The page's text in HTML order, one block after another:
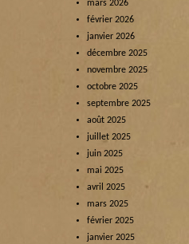
mars 2026
février 2026
janvier 2026
décembre 2025
novembre 2025
octobre 2025
septembre 2025
août 2025
juillet 2025
juin 2025
mai 2025
avril 2025
mars 2025
février 2025
janvier 2025